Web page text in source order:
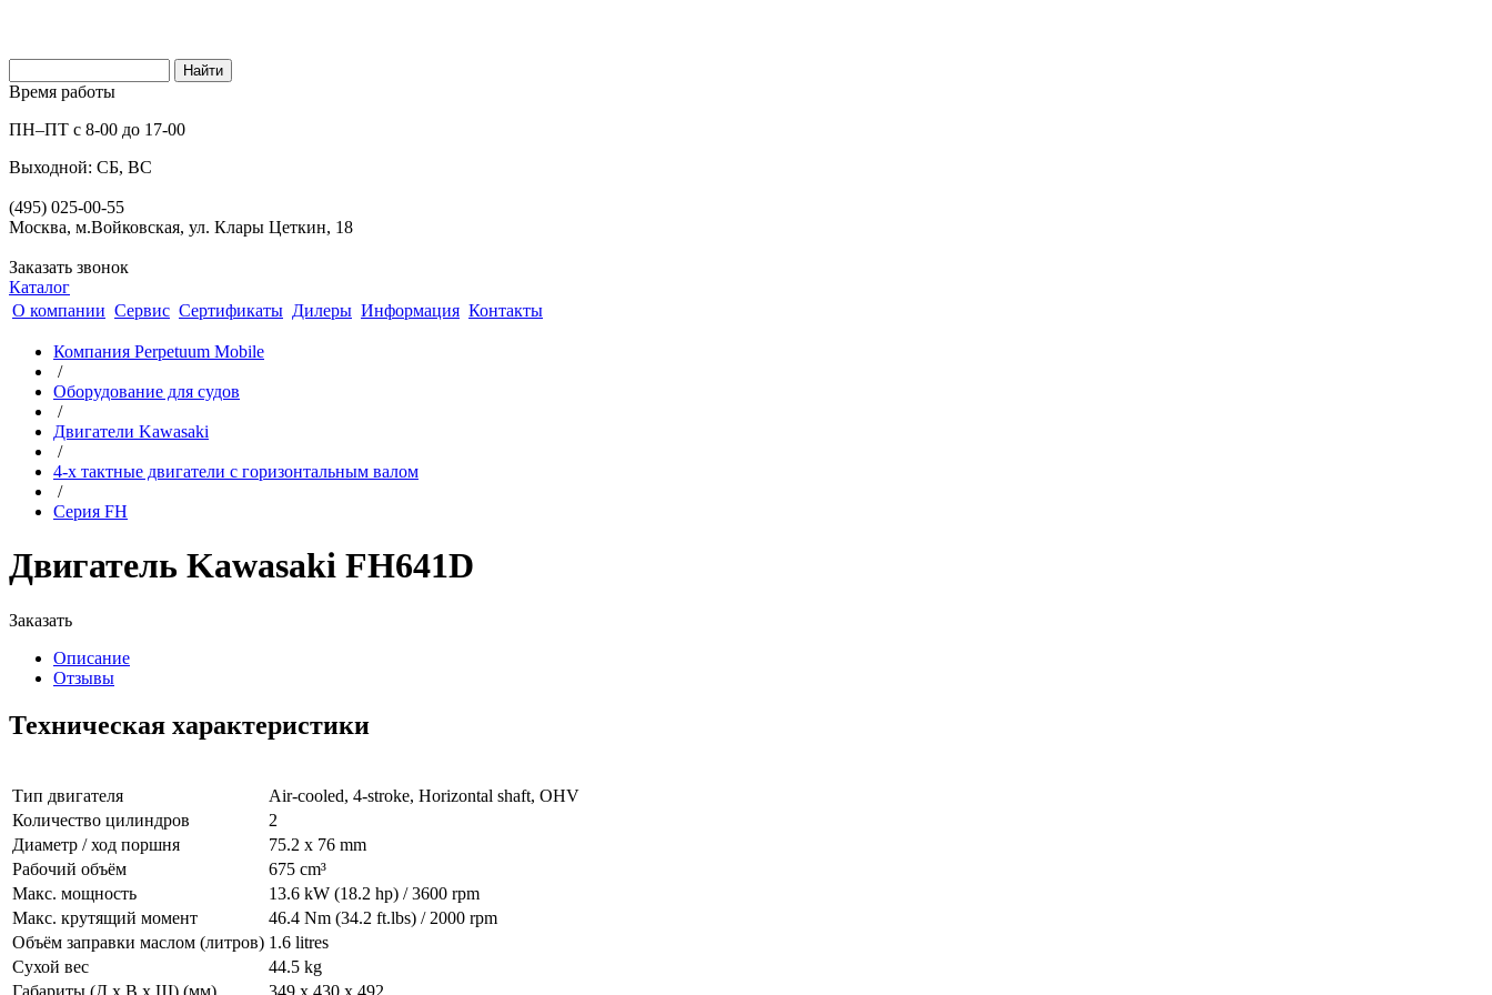
Время работы
ПН–ПТ с 8-00 до 17-00
Выходной: СБ, ВС
(495) 025-00-55
Москва, м.Войковская, ул. Клары Цеткин, 18
Заказать звонок
Каталог
О компании Сервис Сертификаты Дилеры Информация Контакты
Компания Perpetuum Mobile
/
Оборудование для судов
/
Двигатели Kawasaki
/
4-х тактные двигатели с горизонтальным валом
/
Серия FH
Двигатель Kawasaki FH641D
Заказать
Описание
Отзывы
Техническая характеристики
Тип двигателя
Air-cooled, 4-stroke, Horizontal shaft, OHV
Количество цилиндров
2
Диаметр / ход поршня
75.2 x 76 mm
Рабочий объём
675 cm³
Макс. мощность
13.6 kW (18.2 hp) / 3600 rpm
Макс. крутящий момент
46.4 Nm (34.2 ft.lbs) / 2000 rpm
Объём заправки маслом (литров) 1.6 litres
Сухой вес
44.5 kg
Габариты (Д x В x Ш) (мм)
349 x 430 x 492